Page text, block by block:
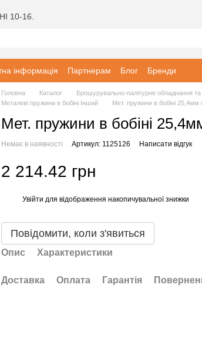
10-16.
інформація Партнерам Блог Бренди
Головна Каталог
Брошурувально-палітурне обладнання та
Металеві пружини в бобіні Інший
Мет. пружини в бобіні 25,4мм
Мет. пружини в бобіні
Немає в наявності Артикул: 1125126 Написати відгук
2 214.42 грн
Увійти для відображення накопичувальної знижки
Повідомити, коли з'явиться
Опис Характеристики
Доставка Оплата Гарантія